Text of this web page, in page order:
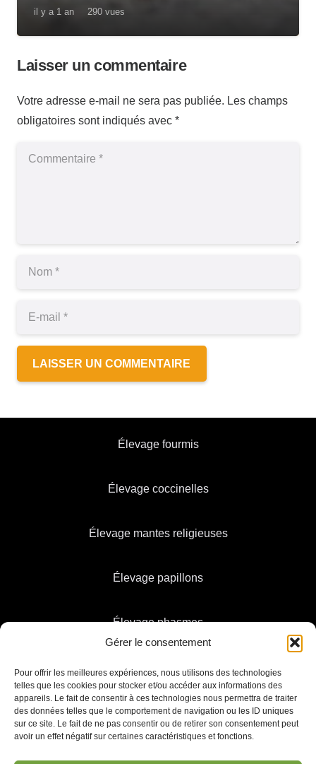
Gérer le consentement
Pour offrir les meilleures expériences, nous utilisons des technologies
telles que les cookies pour stocker et/ou accéder aux informations des
appareils. Le fait de consentir à ces technologies nous permettra de traiter
des données telles que le comportement de navigation ou les ID uniques
sur ce site. Le fait de ne pas consentir ou de retirer son consentement peut
avoir un effet négatif sur certaines caractéristiques et fonctions.
il y a 1 an 290 vues
Laisser un commentaire
Votre adresse e-mail ne sera pas publiée. Les champs
obligatoires sont indiqués avec *
LAISSER UN COMMENTAIRE
Élevage fourmis
Élevage coccinelles
Élevage mantes religieuses
Élevage papillons
Élevage phasmes
Politique de confidentialité & Cookies